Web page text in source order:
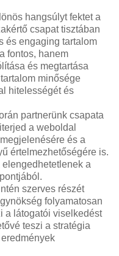
hangsúlyt fektet a
csapat tisztában
és engaging tartalom
fontos, hanem
és megtartása
minősége
hitelességét és
partnerünk csapata
a weboldal
és a
értelmezhetőségére is.
a
szerves részét
folyamatosan
a látogatói viselkedést
teszi a stratégia